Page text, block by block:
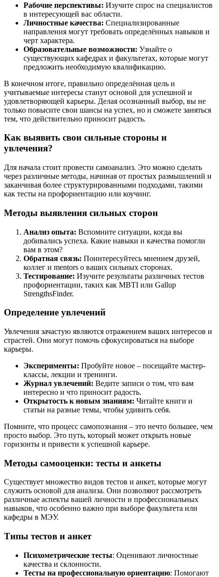
Рабочие перспективы: Изучите спрос на специалистов
в интересующей вас области.
Личностные качества: Специализированные
направления могут требовать определённых навыков и
черт характера.
Образовательные возможности: Узнайте о
существующих кафедрах и факультетах, которые могут
предложить необходимую квалификацию.
В конечном итоге, правильно определённая цель и
учитываемые интересы станут основой для успешной и
удовлетворяющей карьеры. Делая осознанный выбор, вы не
только повысите свои шансы на успех, но и сможете заняться
тем, что действительно приносит радость.
Как выявить свои сильные стороны и
увлечения?
Для начала стоит провести самоанализ. Это можно сделать
через различные методы, начиная от простых размышлений и
заканчивая более структурированными подходами, такими
как тесты на профориентацию или коучинг.
Методы выявления сильных сторон
Анализ опыта: Вспомните ситуации, когда вы
добивались успеха. Какие навыки и качества помогли
вам в этом?
Обратная связь: Поинтересуйтесь мнением друзей,
коллег и mentors о ваших сильных сторонах.
Тестирование: Изучите результаты различных тестов
профориентации, таких как MBTI или Gallup
StrengthsFinder.
Определение увлечений
Увлечения зачастую являются отражением ваших интересов и
страстей. Они могут помочь сфокусироваться на выборе
карьеры.
Эксперименты: Пробуйте новое – посещайте мастер-
классы, лекции и тренинги.
Журнал увлечений: Ведите записи о том, что вам
интересно и что приносит радость.
Открытость к новым знаниям: Читайте книги и
статьи на разные темы, чтобы удивить себя.
Помните, что процесс самопознания – это нечто большее, чем
просто выбор. Это путь, который может открыть новые
горизонты и привести к успешной карьере.
Методы самооценки: тесты и анкеты
Существует множество видов тестов и анкет, которые могут
служить основой для анализа. Они позволяют рассмотреть
различные аспекты вашей личности и профессиональных
навыков, что особенно важно при выборе факультета или
кафедры в МЭУ.
Типы тестов и анкет
Психометрические тесты: Оценивают личностные
качества и склонности.
Тесты на профессиональную ориентацию: Помогают